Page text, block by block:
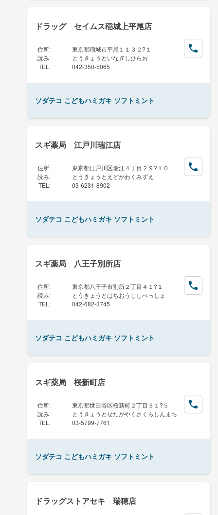
ドラッグ セイムス稲城上平尾店
住所:
東京都稲城市平尾１１３２?１
読み:
とうきょうといなぎしひらお
TEL : 042-350-5065
ソダテコ こどもハミガキ ソフトミント
スギ薬局 江戸川瑞江店
住所:
東京都江戸川区瑞江４丁目２９?１０
読み:
とうきょうとえどがわくみずえ
TEL : 03-6231-8902
ソダテコ こどもハミガキ ソフトミント
スギ薬局 八王子別所店
住所:
東京都八王子市別所２丁目４１?１
読み:
とうきょうとはちおうじしべっしょ
TEL : 042-682-3745
ソダテコ こどもハミガキ ソフトミント
スギ薬局 桜新町店
住所:
東京都世田谷区桜新町２丁目３１?５
読み:
とうきょうとせたがやくさくらしんまち
TEL : 03-5799-7761
ソダテコ こどもハミガキ ソフトミント
ドラッグストアセキ 瑞穂店